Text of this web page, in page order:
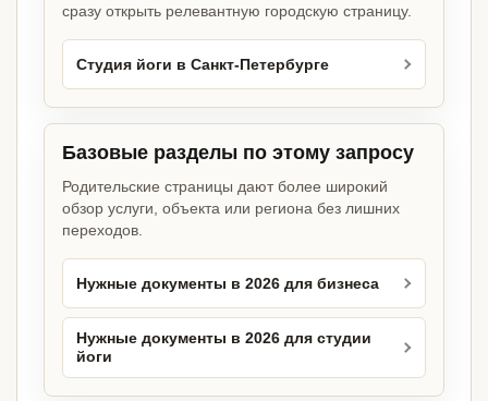
сразу открыть релевантную городскую страницу.
Студия йоги в Санкт-Петербурге
Базовые разделы по этому запросу
Родительские страницы дают более широкий
обзор услуги, объекта или региона без лишних
переходов.
Нужные документы в 2026 для бизнеса
Нужные документы в 2026 для студии
йоги